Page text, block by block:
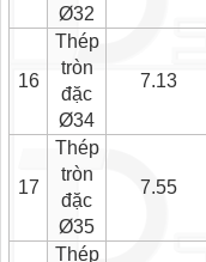
Ø32
16
Thép
tròn
đặc
Ø34
7.13
17
Thép
tròn
đặc
Ø35
7.55
Thép